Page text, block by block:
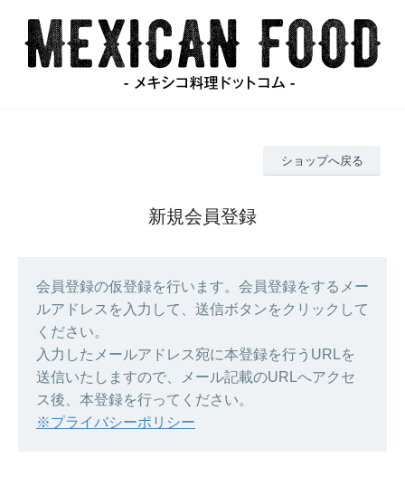
ショップへ戻る
新規会員登録
会員登録の仮登録を行います。会員登録をするメー
ルアドレスを入力して、送信ボタンをクリックして
ください。
入力したメールアドレス宛に本登録を行うURLを
送信いたしますので、メール記載のURLへアクセ
ス後、本登録を行ってください。
※プライバシーポリシー